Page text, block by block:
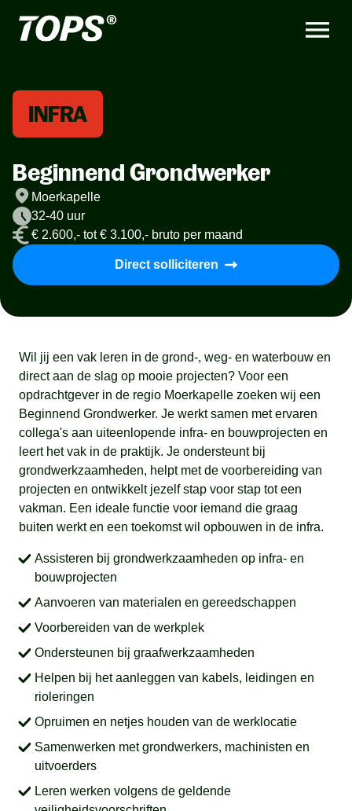
INFRA
Beginnend Grondwerker
Moerkapelle
32-40 uur
€ 2.600,- tot € 3.100,- bruto per maand
Direct solliciteren
Wil jij een vak leren in de grond-, weg- en waterbouw en
direct aan de slag op mooie projecten? Voor een
opdrachtgever in de regio Moerkapelle zoeken wij een
Beginnend Grondwerker. Je werkt samen met ervaren
collega's aan uiteenlopende infra- en bouwprojecten en
leert het vak in de praktijk. Je ondersteunt bij
grondwerkzaamheden, helpt met de voorbereiding van
projecten en ontwikkelt jezelf stap voor stap tot een
vakman. Een ideale functie voor iemand die graag
buiten werkt en een toekomst wil opbouwen in de infra.
Assisteren bij grondwerkzaamheden op infra- en
bouwprojecten
Aanvoeren van materialen en gereedschappen
Voorbereiden van de werkplek
Ondersteunen bij graafwerkzaamheden
Helpen bij het aanleggen van kabels, leidingen en
rioleringen
Opruimen en netjes houden van de werklocatie
Samenwerken met grondwerkers, machinisten en
uitvoerders
Leren werken volgens de geldende